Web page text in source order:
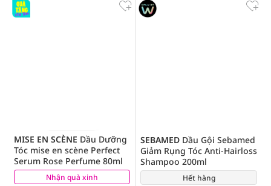
Nhận quà xinh
MISE EN SCÈNE Dầu Dưỡng
Tóc mise en scène Perfect
Serum Rose Perfume 80ml
(0) Hết hàng
SEBAMED Dầu Gội Sebamed
Giảm Rụng Tóc Anti-Hairloss
Shampoo 200ml
(0)